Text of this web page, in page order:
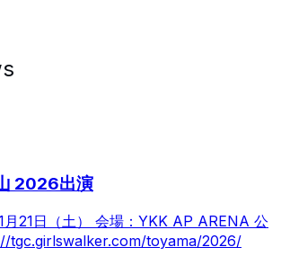
2026出演
月21日（土） 会場：YKK AP ARENA 公
tgc.girlswalker.com/toyama/2026/